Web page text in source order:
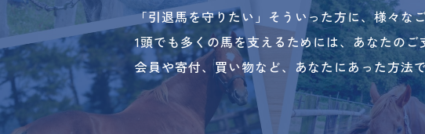
「引退馬を守りたい」そういった方に、様々な
1頭でも多くの馬を支えるためには、あなたのご
会員や寄付、買い物など、あなたにあった方法